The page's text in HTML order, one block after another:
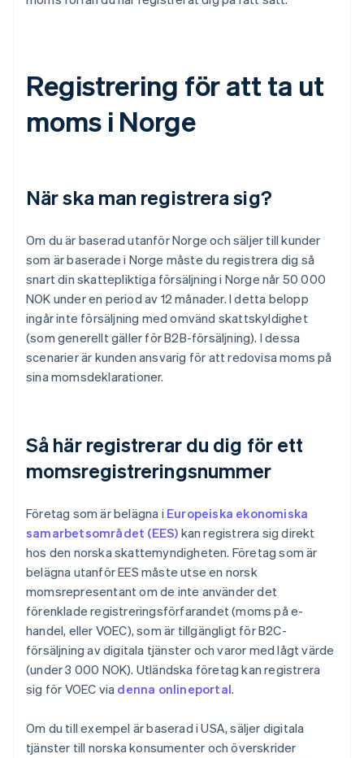
Registrering för att ta ut
moms i Norge
När ska man registrera sig?
Om du är baserad utanför Norge och säljer till kunder
som är baserade i Norge måste du registrera dig så
snart din skattepliktiga försäljning i Norge når 50 000
NOK under en period av 12 månader. I detta belopp
ingår inte försäljning med omvänd skattskyldighet
(som generellt gäller för B2B-försäljning). I dessa
scenarier är kunden ansvarig för att redovisa moms på
sina momsdeklarationer.
Så här registrerar du dig för ett
momsregistreringsnummer
Företag som är belägna i Europeiska ekonomiska
samarbetsområdet (EES) kan registrera sig direkt
hos den norska skattemyndigheten. Företag som är
belägna utanför EES måste utse en norsk
momsrepresentant om de inte använder det
förenklade registreringsförfarandet (moms på e-
handel, eller VOEC), som är tillgängligt för B2C-
försäljning av digitala tjänster och varor med lågt värde
(under 3 000 NOK). Utländska företag kan registrera
sig för VOEC via denna onlineportal.
Om du till exempel är baserad i USA, säljer digitala
tjänster till norska konsumenter och överskrider